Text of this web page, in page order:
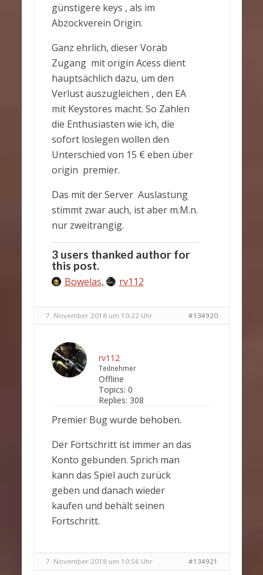
günstigere keys , als im
Abzockverein Origin.
Ganz ehrlich, dieser Vorab
Zugang mit origin Acess dient
hauptsächlich dazu, um den
Verlust auszugleichen , den EA
mit Keystores macht. So Zahlen
die Enthusiasten wie ich, die
sofort loslegen wollen den
Unterschied von 15 € eben über
origin premier.
Das mit der Server Auslastung
stimmt zwar auch, ist aber m.M.n.
nur zweitrangig.
3 users thanked author for
this post.
Bowelas, rv112
7. November 2018 um 10:22 Uhr #134920
rv112
Teilnehmer
Offline
Topics: 0
Replies: 308
Premier Bug wurde behoben.
Der Fortschritt ist immer an das
Konto gebunden. Sprich man
kann das Spiel auch zurück
geben und danach wieder
kaufen und behält seinen
Fortschritt.
7. November 2018 um 10:56 Uhr #134921